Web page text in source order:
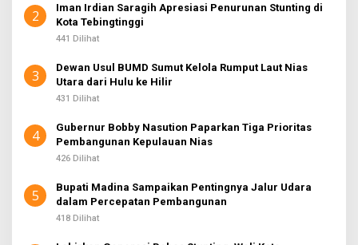
2
Iman Irdian Saragih Apresiasi Penurunan Stunting di
Kota Tebingtinggi
441 Dilihat
3
Dewan Usul BUMD Sumut Kelola Rumput Laut Nias
Utara dari Hulu ke Hilir
431 Dilihat
4
Gubernur Bobby Nasution Paparkan Tiga Prioritas
Pembangunan Kepulauan Nias
426 Dilihat
5
Bupati Madina Sampaikan Pentingnya Jalur Udara
dalam Percepatan Pembangunan
418 Dilihat